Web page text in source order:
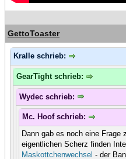
GettoToaster
Kralle schrieb:
GearTight schrieb:
Wydec schrieb:
Mc. Hoof schrieb:
Dann gab es noch eine Frage
eigentlichen Scherz finden
Maskottchenwechsel - der